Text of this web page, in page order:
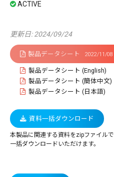
更新日: 2024/09/24
製品データシート 2022/11/08
製品データシート (English)
製品データシート (簡体中文)
製品データシート (日本語)
資料一括ダウンロード
本製品に関連する資料をzipファイルで
一括ダウンロードいただけます。